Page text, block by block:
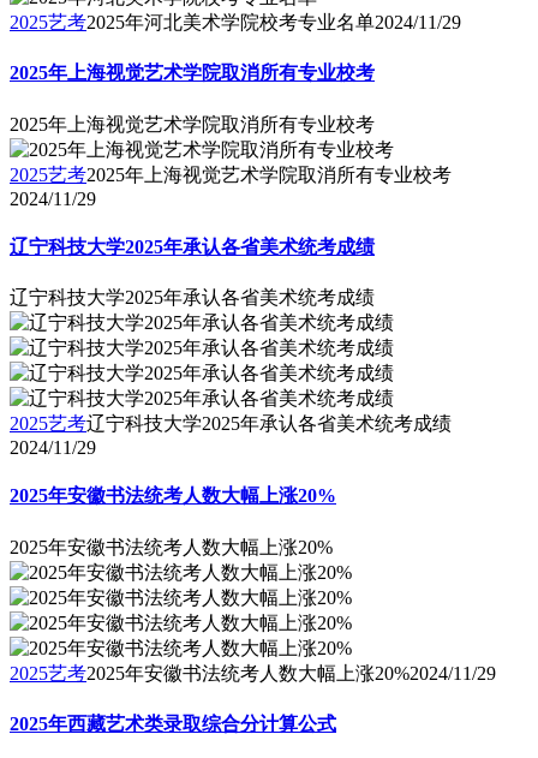
2025艺考2025年河北美术学院校考专业名单2024/11/29
2025年上海视觉艺术学院取消所有专业校考
2025年上海视觉艺术学院取消所有专业校考
2025艺考2025年上海视觉艺术学院取消所有专业校考
2024/11/29
辽宁科技大学2025年承认各省美术统考成绩
辽宁科技大学2025年承认各省美术统考成绩
2025艺考辽宁科技大学2025年承认各省美术统考成绩
2024/11/29
2025年安徽书法统考人数大幅上涨20%
2025年安徽书法统考人数大幅上涨20%
2025艺考2025年安徽书法统考人数大幅上涨20%2024/11/29
2025年西藏艺术类录取综合分计算公式